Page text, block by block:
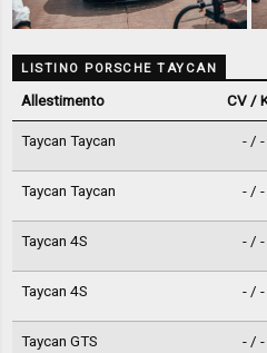
LISTINO PORSCHE TAYCAN
Allestimento CV /
Taycan Taycan - / -
Taycan Taycan - / -
Taycan 4S - / -
Taycan 4S - / -
Taycan GTS - / -